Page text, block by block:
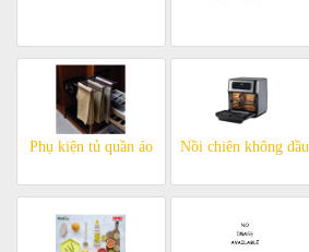
Phụ kiện tủ quần áo Nồi chiên không dầu